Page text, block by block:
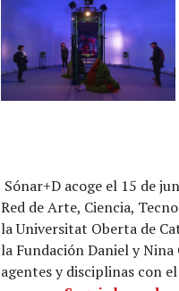
Sónar+D acoge el 15 de
Red de Arte, Ciencia,
la Universitat Oberta de
la Fundación Daniel y
agentes y disciplinas con